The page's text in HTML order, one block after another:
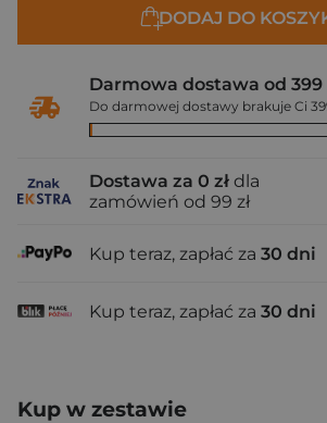
DODAJ DO
Darmowa dostawa od 399
Do darmowej dostawy brakuje Ci
Dostawa za 0 zł dla
zamówień od 99 zł
Kup teraz, zapłać za 30 dni
Kup teraz, zapłać za 30 dni
Kup w zestawie